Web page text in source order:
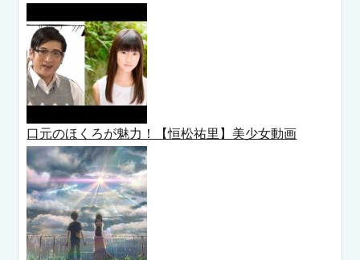
口元のほくろが魅力！【恒松祐里】美少女動画